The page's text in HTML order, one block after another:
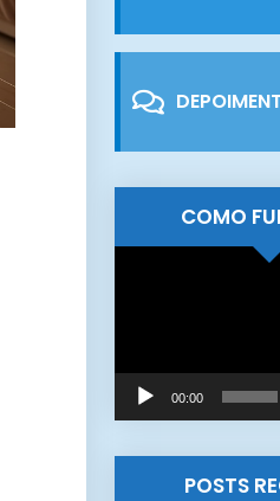
COMO
00:00
POSTS